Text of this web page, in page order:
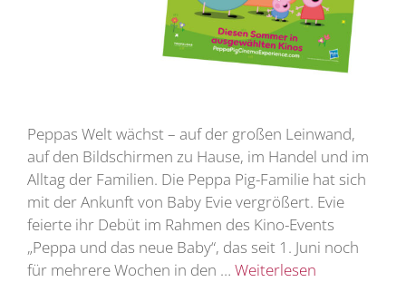
Peppas Welt wächst – auf der großen Leinwand,
auf den Bildschirmen zu Hause, im Handel und im
Alltag der Familien. Die Peppa Pig-Familie hat sich
mit der Ankunft von Baby Evie vergrößert. Evie
feierte ihr Debüt im Rahmen des Kino-Events
„Peppa und das neue Baby“, das seit 1. Juni noch
für mehrere Wochen in den … Weiterlesen